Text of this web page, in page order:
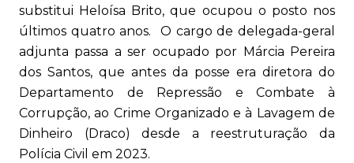
substitui Heloísa Brito, que ocupou o posto nos
últimos quatro anos. O cargo de delegada-geral
adjunta passa a ser ocupado por Márcia Pereira
dos Santos, que antes da posse era diretora do
Departamento de Repressão e Combate à
Corrupção, ao Crime Organizado e à Lavagem de
Dinheiro (Draco) desde a reestruturação da
Polícia Civil em 2023.